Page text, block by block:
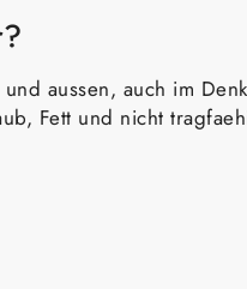
aussen, auch im
Fett und nicht